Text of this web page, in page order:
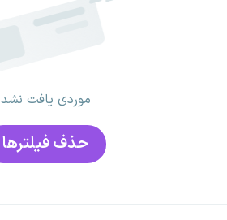
موردی یافت نشد
حذف فیلتر‌ها